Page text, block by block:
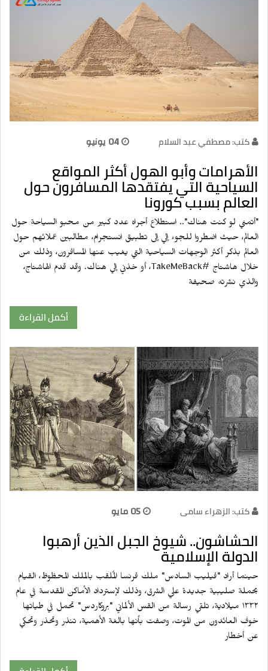
كتب: مصطفي عبد السلام
الأهرامات وأبو الهول أكثر المواقع
السياحية التي يفتقدها المسافرون حول
العالم بسبب كورونا
"أتمني لو كنت هناك".. استطلاع أجراه عدد كبير من محبو السياحة حول
العالم، حيث اضطروا للجوء إلي إلى تطبيق انستجرام، مطالبين عملائهم حول
العالم بذكر أكثر الوجهات السياحية التي يغيب عنها المسافرون، وذلك من
خلال هاشتاج #TakeMeBack، أو خذني إلي هناك. وقد قدم الهاشتاج،
والذي نشرته صحيفة
أكمل القراءة
كتب: الزهراء سامى
الحشاشون.. شيوخ الجبل الذين أرهبوا
الدولة الإسلامية
حينما أراد "فيليب السادس" ملك فرنسا المُلقب بالملك المحظوظ، القيام
بحملة صليبية جديدة علي الشرق، وذلك لإسترداد الأماكن المقدسة في عام
۱۳۳۲ ميلادية، تلقي رسالة من القس الألماني "بروكاردس" تحمل في طياتها
خوف العائدون من الموت، وصفت بأنها بالغة الأهمية، تنذر وتحذر وتحكي
عن أخطار